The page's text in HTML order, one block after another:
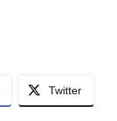
Twitter